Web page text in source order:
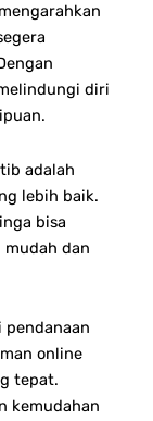
diri
adalah
lebih baik.
bisa
mudah dan
pendanaan
online
tepat.
kemudahan